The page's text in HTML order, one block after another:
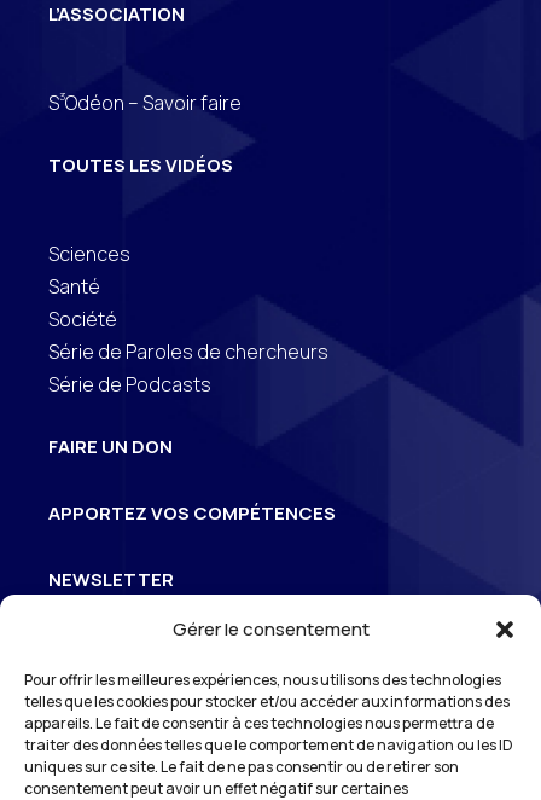
Gérer le consentement
Pour offrir les meilleures expériences, nous utilisons des technologies
telles que les cookies pour stocker et/ou accéder aux informations des
appareils. Le fait de consentir à ces technologies nous permettra de
traiter des données telles que le comportement de navigation ou les ID
uniques sur ce site. Le fait de ne pas consentir ou de retirer son
consentement peut avoir un effet négatif sur certaines
L’ASSOCIATION
S3Odéon – Savoir faire
TOUTES LES VIDÉOS
Sciences
Santé
Société
Série de Paroles de chercheurs
Série de Podcasts
FAIRE UN DON
APPORTEZ VOS COMPÉTENCES
NEWSLETTER
Inscrivez-vous à la newsletter pour suivre
l’actualité de S Odéon
*En vous inscrivant à notre newsletter, vous reconnaissez avoir pris